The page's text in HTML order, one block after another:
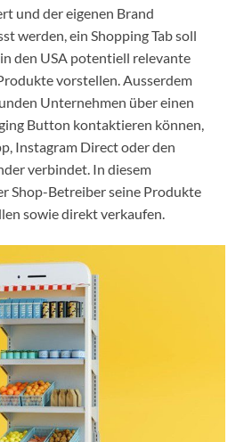
und der eigenen Brand
werden, ein Shopping Tab soll
den USA potentiell relevante
vorstellen. Ausserdem
Unternehmen über einen
Button kontaktieren können,
Instagram Direct oder den
verbindet. In diesem
Shop-Betreiber seine Produkte
sowie direkt verkaufen.